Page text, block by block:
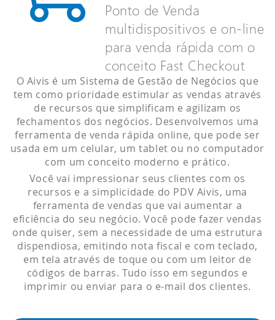
Ponto de Venda
multidispositivos e on-line
para venda rápida com o
conceito Fast Checkout
O Aivis é um Sistema de Gestão de Negócios que
tem como prioridade estimular as vendas através
de recursos que simplificam e agilizam os
fechamentos dos negócios. Desenvolvemos uma
ferramenta de venda rápida online, que pode ser
usada em um celular, um tablet ou no computador
com um conceito moderno e prático.
Você vai impressionar seus clientes com os
recursos e a simplicidade do PDV Aivis, uma
ferramenta de vendas que vai aumentar a
eficiência do seu negócio. Você pode fazer vendas
onde quiser, sem a necessidade de uma estrutura
dispendiosa, emitindo nota fiscal e com teclado,
em tela através de toque ou com um leitor de
códigos de barras. Tudo isso em segundos e
imprimir ou enviar para o e-mail dos clientes.